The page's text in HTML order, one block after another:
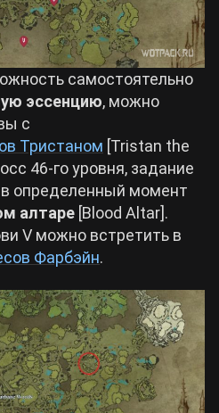
самостоятельно
эссенцию, можно
с
Тристаном [Tristan the
46-го уровня, задание
в определенный момент
алтаре [Blood Altar].
V можно встретить в
Фарбэйн.